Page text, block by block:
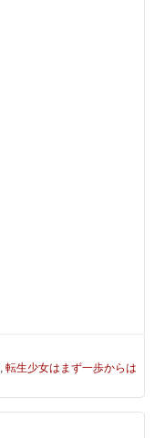
,転生少女はまず一歩からは